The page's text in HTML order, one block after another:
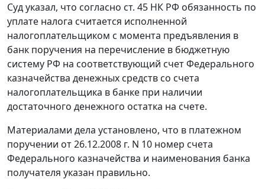
Суд указал, что согласно ст. 45 НК РФ обязанность по
уплате налога считается исполненной
налогоплательщиком с момента предъявления в
банк поручения на перечисление в бюджетную
систему РФ на соответствующий счет Федерального
казначейства денежных средств со счета
налогоплательщика в банке при наличии
достаточного денежного остатка на счете.
Материалами дела установлено, что в платежном
поручении от 26.12.2008 г. N 10 номер счета
Федерального казначейства и наименования банка
получателя указан правильно.